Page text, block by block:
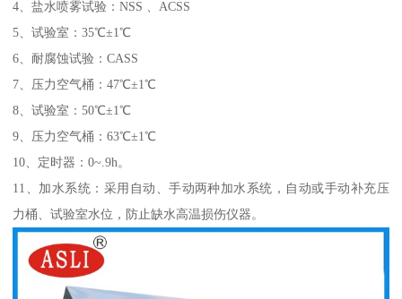
4、盐水喷雾试验：NSS 、ACSS
5、试验室：35℃±1℃
6、耐腐蚀试验：CASS
7、压力空气桶：47℃±1℃
8、试验室：50℃±1℃
9、压力空气桶：63℃±1℃
10、定时器：0~.9h。
11、加水系统：采用自动、手动两种加水系统，自动或手动补充压
力桶、试验室水位，防止缺水高温损伤仪器。